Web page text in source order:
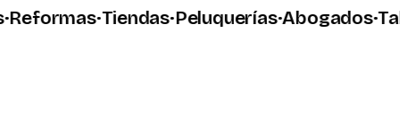
·Tiendas·Peluquerías·Abogados·